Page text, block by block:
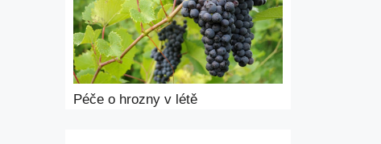
Péče o hrozny v létě